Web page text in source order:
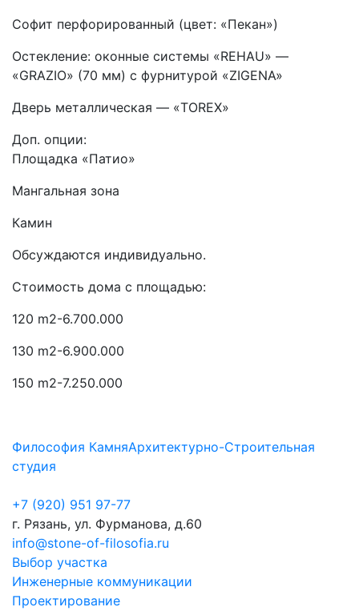
Софит перфорированный (цвет: «Пекан»)
Остекление: оконные системы «REHAU» —
«GRAZIO» (70 мм) с фурнитурой «ZIGENA»
Дверь металлическая — «TOREX»
Доп. опции:
Площадка «Патио»
Мангальная зона
Камин
Обсуждаются индивидуально.
Стоимость дома с площадью:
120 m2-6.700.000
130 m2-6.900.000
150 m2-7.250.000
Философия КамняАрхитектурно-Строительная
студия
+7 (920) 951 97-77
г. Рязань, ул. Фурманова, д.60
info@stone-of-filosofia.ru
Выбор участка
Инженерные коммуникации
Проектирование